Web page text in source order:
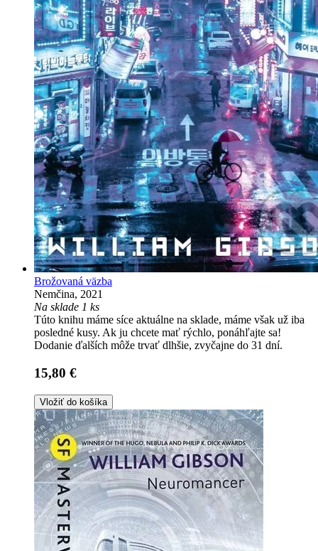
Brožovaná väzba
Nemčina, 2021
Na sklade 1 ks
Túto knihu máme síce aktuálne na sklade, máme však už iba
posledné kusy. Ak ju chcete mať rýchlo, ponáhľajte sa!
Dodanie ďalších môže trvať dlhšie, zvyčajne do 31 dní.
15,80 €
Vložiť do košíka